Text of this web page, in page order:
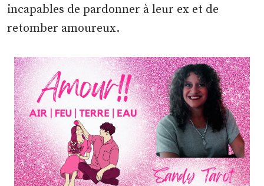
incapables de pardonner à leur ex et de
retomber amoureux.